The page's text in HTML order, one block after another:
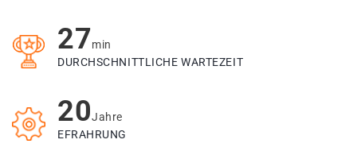
27min
DURCHSCHNITTLICHE WARTEZEIT
20Jahre
EFRAHRUNG